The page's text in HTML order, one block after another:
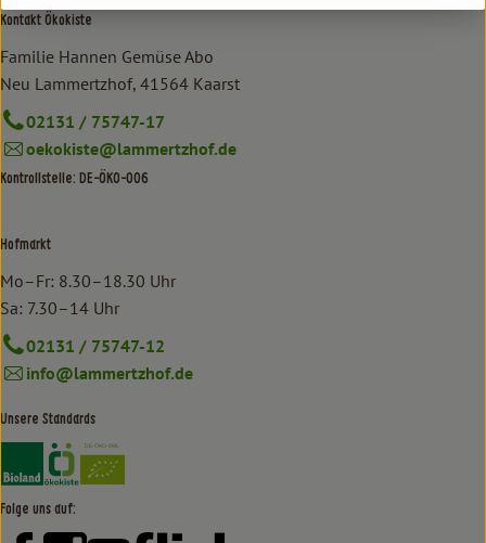
Kontakt Ökokiste
Familie Hannen Gemüse Abo
Neu Lammertzhof, 41564 Kaarst
02131 / 75747-17
oekokiste@lammertzhof.de
Kontrollstelle: DE-ÖKO-006
Hofmarkt
Mo–Fr: 8.30–18.30 Uhr
Sa: 7.30–14 Uhr
02131 / 75747-12
info@lammertzhof.de
Unsere Standards
Externer Link zu https://www.bioland.de/verbraucher
Externer Link zu https://www.oekokiste.de/
Folge uns auf: